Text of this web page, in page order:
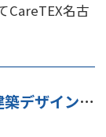
名古
第８回未来こども園建築デザインコンペ 表彰